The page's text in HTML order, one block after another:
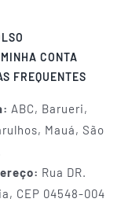
MINHA CONTA
FREQUENTES
ABC, Barueri,
Mauá, São
Rua DR.
CEP 04548-004